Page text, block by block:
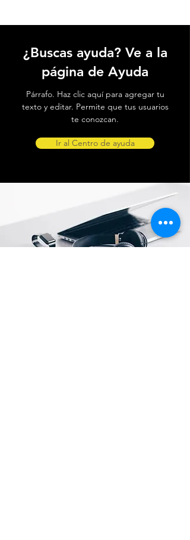
¿Buscas ayuda? Ve a la
página de Ayuda
Párrafo. Haz clic aquí para agregar tu
texto y editar. Permite que tus usuarios
te conozcan.
Ir al Centro de ayuda